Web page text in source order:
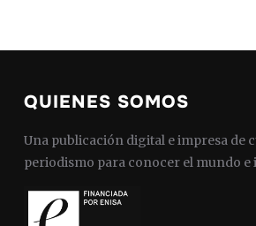
QUIENES SOMOS
Una publicación digital e impresa de
periodismo para conocer el mundo e